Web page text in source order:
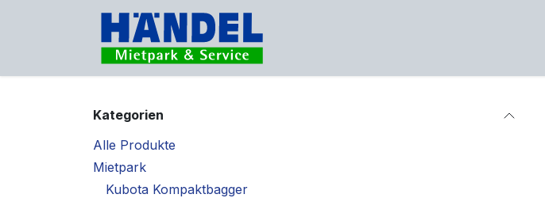
Zum Inhalt springen
Kategorien
Alle Produkte
Mietpark
Kubota Kompaktbagger